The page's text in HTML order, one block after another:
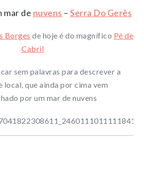
mar de nuvens – Serra Do Gerês
Borges de hoje é do magnífico Pé de
Cabril
sem palavras para descrever a
local, que ainda por cima vem
por um mar de nuvens